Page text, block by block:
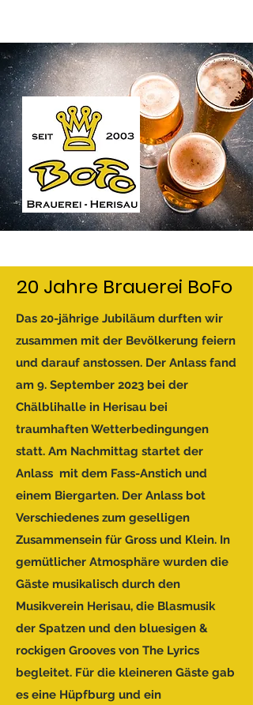
20 Jahre Brauerei BoFo
Das 20-jährige Jubiläum durften wir
zusammen mit der Bevölkerung feiern
und darauf anstossen. Der Anlass fand
am 9. September 2023 bei der
Chälblihalle in Herisau bei
traumhaften Wetterbedingungen
statt. Am Nachmittag startet der
Anlass mit dem Fass-Anstich und
einem Biergarten. Der Anlass bot
Verschiedenes zum geselligen
Zusammensein für Gross und Klein. In
gemütlicher Atmosphäre wurden die
Gäste musikalisch durch den
Musikverein Herisau, die Blasmusik
der Spatzen und den bluesigen &
rockigen Grooves von The Lyrics
begleitet. Für die kleineren Gäste gab
es eine Hüpfburg und ein